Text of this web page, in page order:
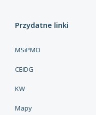
Przydatne linki
MSiPMO
CEiDG
KW
Mapy